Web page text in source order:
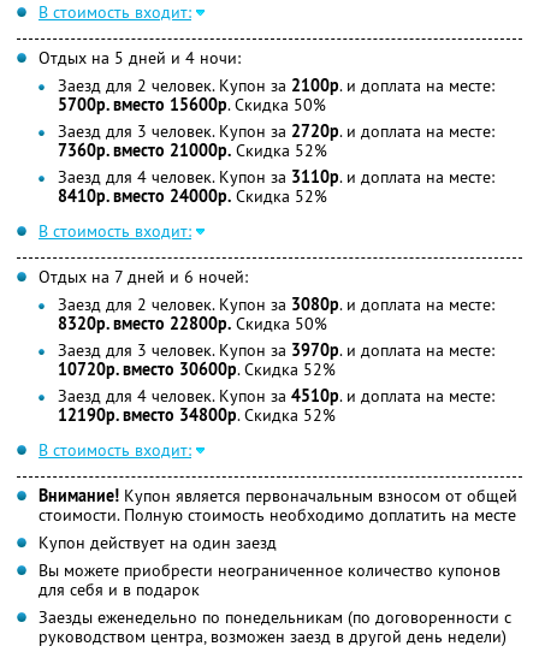
В стоимость входит:
Отдых на 5 дней и 4 ночи:
Заезд для 2 человек. Купон за 2100р. и доплата на месте:
5700р. вместо 15600р. Скидка 50%
Заезд для 3 человек. Купон за 2720р. и доплата на месте:
7360р. вместо 21000р. Скидка 52%
Заезд для 4 человек. Купон за 3110р. и доплата на месте:
8410р. вместо 24000р. Скидка 52%
В стоимость входит:
Отдых на 7 дней и 6 ночей:
Заезд для 2 человек. Купон за 3080р. и доплата на месте:
8320р. вместо 22800р. Скидка 50%
Заезд для 3 человек. Купон за 3970р. и доплата на месте:
10720р. вместо 30600р. Скидка 52%
Заезд для 4 человек. Купон за 4510р. и доплата на месте:
12190р. вместо 34800р. Скидка 52%
В стоимость входит:
Внимание! Купон является первоначальным взносом от общей
стоимости. Полную стоимость необходимо доплатить на месте
Купон действует на один заезд
Вы можете приобрести неограниченное количество купонов
для себя и в подарок
Заезды еженедельно по понедельникам (по договоренности с
руководством центра, возможен заезд в другой день недели)